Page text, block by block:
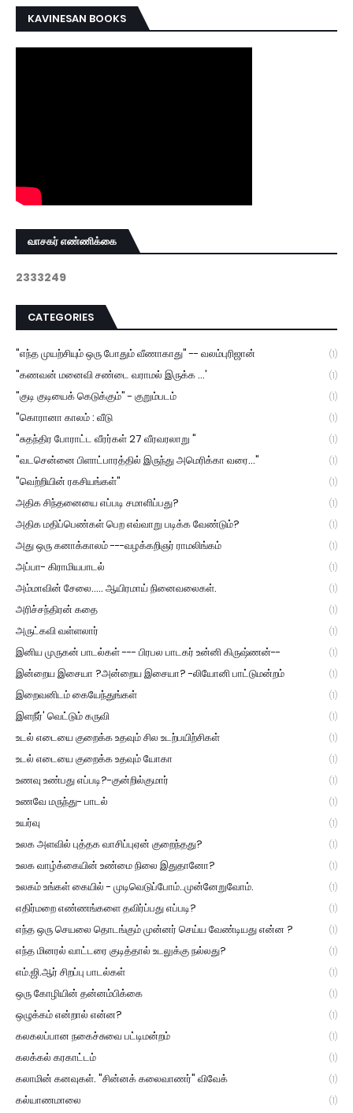
KAVINESAN BOOKS
வாசகர் எண்ணிக்கை
2333249
CATEGORIES
"எந்த முயற்சியும் ஒரு போதும் வீணாகாது" -- வலம்புரிஜான் (1)
"கணவன் மனைவி சண்டை வராமல் இருக்க ...' (1)
"குடி குடியைக் கெடுக்கும்" - குறும்படம் (1)
"கொரானா காலம் : வீடு (1)
"சுதந்திர போராட்ட வீரர்கள் 27 வீரவரலாறு " (1)
"வடசென்னை பிளாட்பாரத்தில் இருந்து அமெரிக்கா வரை..." (1)
"வெற்றியின் ரகசியங்கள்" (1)
அதிக சிந்தனையை எப்படி சமாளிப்பது? (1)
அதிக மதிப்பெண்கள் பெற எவ்வாறு படிக்க வேண்டும்? (1)
அது ஒரு கனாக்காலம் ---வழக்கறிஞர் ராமலிங்கம் (1)
அப்பா- கிராமியபாடல் (1)
அம்மாவின் சேலை..... ஆயிரமாய் நினைவலைகள். (1)
அரிச்சந்திரன் கதை (1)
அருட்கவி வள்ளலார் (1)
இனிய முருகன் பாடல்கள் --- பிரபல பாடகர் உன்னி கிருஷ்ணன்-- (1)
இன்றைய இசையா ?அன்றைய இசையா? -லியோனி பாட்டுமன்றம் (1)
இறைவனிடம் கையேந்துங்கள் (1)
இளநீர்' வெட்டும் கருவி (1)
உடல் எடையை குறைக்க உதவும் சில உடற்பயிற்சிகள் (1)
உடல் எடையை குறைக்க உதவும் யோகா (1)
உணவு உண்பது எப்படி?-குன்றில்குமார் (1)
உணவே மருந்து- பாடல் (1)
உயர்வு (1)
உலக அளவில் புத்தக வாசிப்புஏன் குறைந்தது? (1)
உலக வாழ்க்கையின் உண்மை நிலை இதுதானோ? (1)
உலகம் உங்கள் கையில் - முடிவெடுப்போம்..முன்னேறுவோம். (1)
எதிர்மறை எண்ணங்களை தவிர்ப்பது எப்படி? (1)
எந்த ஒரு செயலை தொடங்கும் முன்னர் செய்ய வேண்டியது என்ன ? (1)
எந்த மினரல் வாட்டரை குடித்தால் உடலுக்கு நல்லது? (1)
எம்.ஜி.ஆர் சிறப்பு பாடல்கள் (1)
ஒரு கோழியின் தன்னம்பிக்கை (1)
ஒழுக்கம் என்றால் என்ன? (1)
கலகலப்பான நகைச்சுவை பட்டிமன்றம் (1)
கலக்கல் கரகாட்டம் (1)
கலாமின் கனவுகள். "சின்னக் கலைவாணர்" விவேக் (1)
கல்யாணமாலை (1)